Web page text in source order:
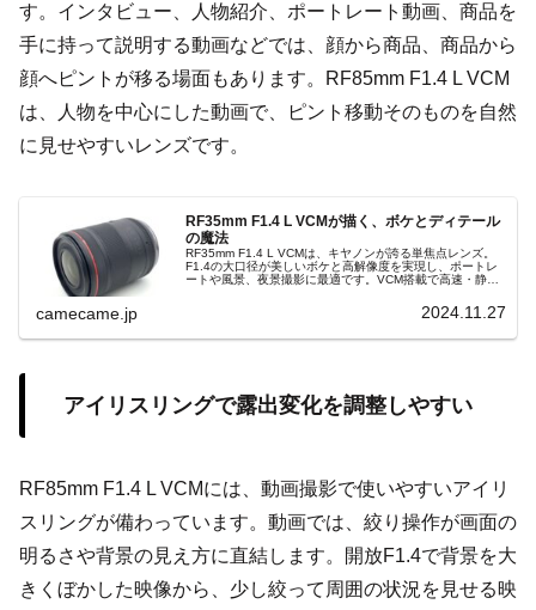
す。インタビュー、人物紹介、ポートレート動画、商品を
手に持って説明する動画などでは、顔から商品、商品から
顔へピントが移る場面もあります。RF85mm F1.4 L VCM
は、人物を中心にした動画で、ピント移動そのものを自然
に見せやすいレンズです。
RF35mm F1.4 L VCMが描く、ボケとディテール
の魔法
RF35mm F1.4 L VCMは、キヤノンが誇る単焦点レンズ。
F1.4の大口径が美しいボケと高解像度を実現し、ポートレ
ートや風景、夜景撮影に最適です。VCM搭載で高速・静音
camecame.jp 2024.11.27
アイリスリングで露出変化を調整しやすい
RF85mm F1.4 L VCMには、動画撮影で使いやすいアイリ
スリングが備わっています。動画では、絞り操作が画面の
明るさや背景の見え方に直結します。開放F1.4で背景を大
きくぼかした映像から、少し絞って周囲の状況を見せる映